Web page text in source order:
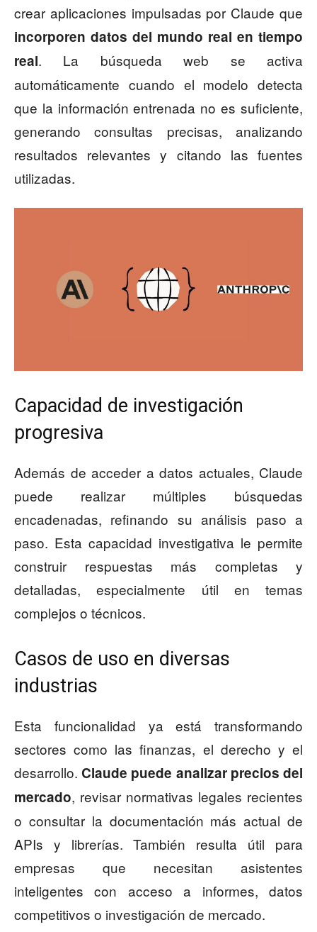
crear aplicaciones impulsadas por Claude que
incorporen datos del mundo real en tiempo
real. La búsqueda web se activa
automáticamente cuando el modelo detecta
que la información entrenada no es suficiente,
generando consultas precisas, analizando
resultados relevantes y citando las fuentes
utilizadas.
Capacidad de investigación
progresiva
Además de acceder a datos actuales, Claude
puede realizar múltiples búsquedas
encadenadas, refinando su análisis paso a
paso. Esta capacidad investigativa le permite
construir respuestas más completas y
detalladas, especialmente útil en temas
complejos o técnicos.
Casos de uso en diversas
industrias
Esta funcionalidad ya está transformando
sectores como las finanzas, el derecho y el
desarrollo. Claude puede analizar precios del
mercado, revisar normativas legales recientes
o consultar la documentación más actual de
APIs y librerías. También resulta útil para
empresas que necesitan asistentes
inteligentes con acceso a informes, datos
competitivos o investigación de mercado.